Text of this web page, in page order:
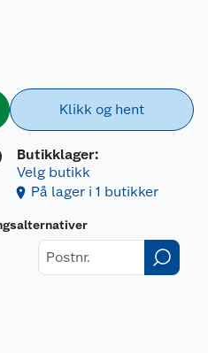
Klikk og hent
Butikklager:
Velg butikk
På lager i 1 butikker